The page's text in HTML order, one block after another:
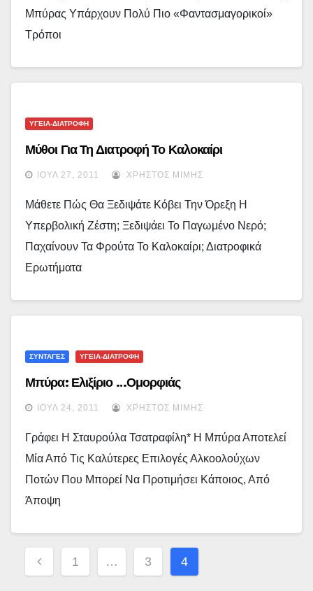
Μπύρας Υπάρχουν Πολύ Πιο «φαντασμαγορικοί»
Τρόποι
ΥΓΕΙΑ-ΔΙΑΤΡΟΦΗ
Μύθοι Για Τη Διατροφή Το Καλοκαίρι
ΙΟΎΛ 27, 2011 ΧΡΉΣΤΟΣ ΜΊΜΗΣ
Μάθετε Πώς Θα Ξεδιψάτε Κόβει Την Όρεξη Η
Υπερβολική Ζέστη; Ξεδιψάει Το Παγωμένο Νερό;
Παχαίνουν Τα Φρούτα Το Καλοκαίρι; Διατροφικά
Ερωτήματα
ΣΥΝΤΑΓΕΣ ΥΓΕΙΑ-ΔΙΑΤΡΟΦΗ
Μπύρα: Ελιξίριο …ομορφιάς
ΙΟΎΛ 24, 2011 ΧΡΉΣΤΟΣ ΜΊΜΗΣ
Γράφει Η Σταυρούλα Τσατραφίλη* Η Μπύρα Αποτελεί
Μία Από Τις Καλύτερες Επιλογές Αλκοολούχων
Ποτών Που Μπορεί Να Προτιμήσει Κάποιος, Από
Άποψη
Σελιδοποίηση
Άρθρων
1 … 3 4